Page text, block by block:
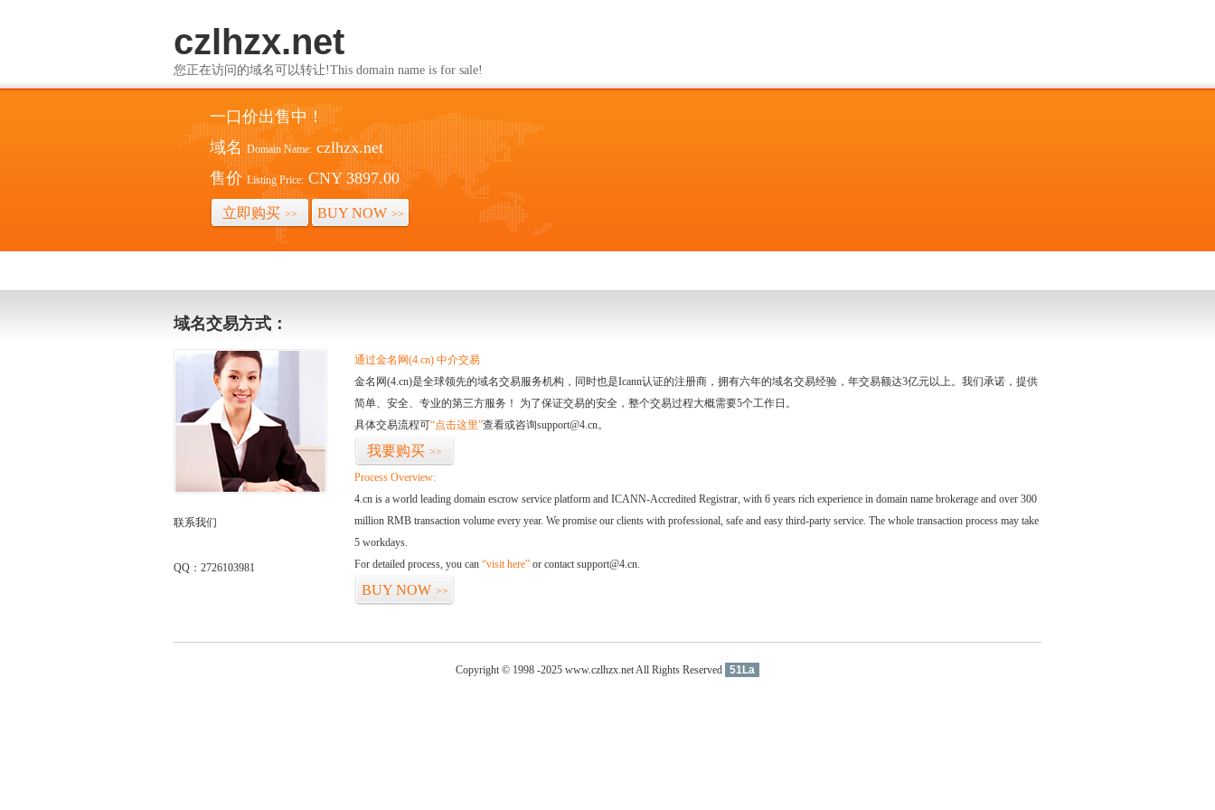
czlhzx.net
您正在访问的域名可以转让!This domain name is for sale!
一口价出售中！
域名 Domain Name: czlhzx.net
售价 Listing Price: CNY 3897.00
立即购买 >> BUY NOW >>
域名交易方式：
联系我们
QQ：2726103981
通过金名网(4.cn) 中介交易
金名网(4.cn)是全球领先的域名交易服务机构，同时也是Icann认证的注册商，拥有六年的域名交易经验，年交易额达3亿元以上。我们承诺，提供
简单、安全、专业的第三方服务！ 为了保证交易的安全，整个交易过程大概需要5个工作日。
具体交易流程可“点击这里”查看或咨询support@4.cn。
我要购买 >>
Process Overview:
4.cn is a world leading domain escrow service platform and ICANN-Accredited Registrar, with 6 years rich experience in domain name brokerage and over 300
million RMB transaction volume every year. We promise our clients with professional, safe and easy third-party service. The whole transaction process may take
5 workdays.
For detailed process, you can “visit here” or contact support@4.cn.
BUY NOW >>
Copyright © 1998 -2025 www.czlhzx.net All Rights Reserved 51La